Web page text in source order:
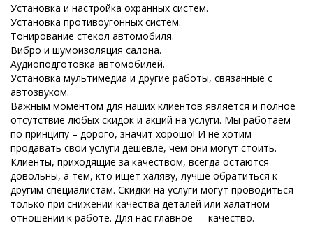
Установка и настройка охранных систем.
Установка противоугонных систем.
Тонирование стекол автомобиля.
Вибро и шумоизоляция салона.
Аудиоподготовка автомобилей.
Установка мультимедиа и другие работы, связанные с
автозвуком.
Важным моментом для наших клиентов является и полное
отсутствие любых скидок и акций на услуги. Мы работаем
по принципу – дорого, значит хорошо! И не хотим
продавать свои услуги дешевле, чем они могут стоить.
Клиенты, приходящие за качеством, всегда остаются
довольны, а тем, кто ищет халяву, лучше обратиться к
другим специалистам. Скидки на услуги могут проводиться
только при снижении качества деталей или халатном
отношении к работе. Для нас главное ― качество.